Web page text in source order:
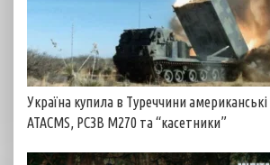
Україна купила в Туреччини
ATACMS, РСЗВ M270 та “касетники”